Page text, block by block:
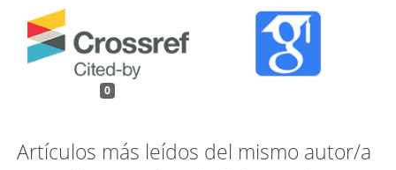
0
Artículos más leídos del mismo autor/a